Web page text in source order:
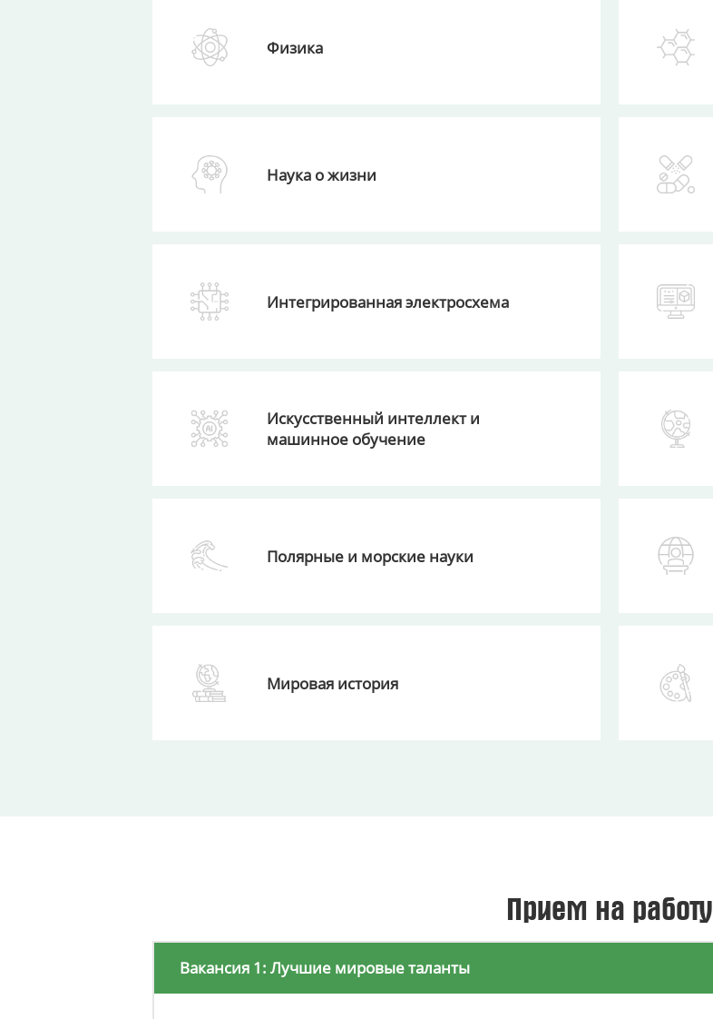
Физика
Наука о жизни
Интегрированная электросхема
Искусственный интеллект и
машинное обучение
Полярные и морские науки
Мировая история
Прием на работу
Вакансия 1: Лучшие мировые таланты